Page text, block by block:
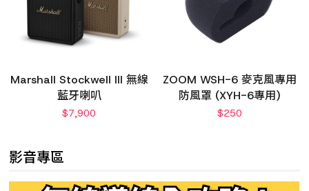
Marshall Stockwell III 無線
藍牙喇叭
$7,900
ZOOM WSH-6 麥克風專用
防風罩 (XYH-6專用)
$250
影音專區